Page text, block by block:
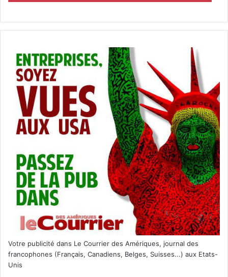
Votre publicité dans Le Courrier des Amériques, journal des
francophones (Français, Canadiens, Belges, Suisses...) aux Etats-
Unis